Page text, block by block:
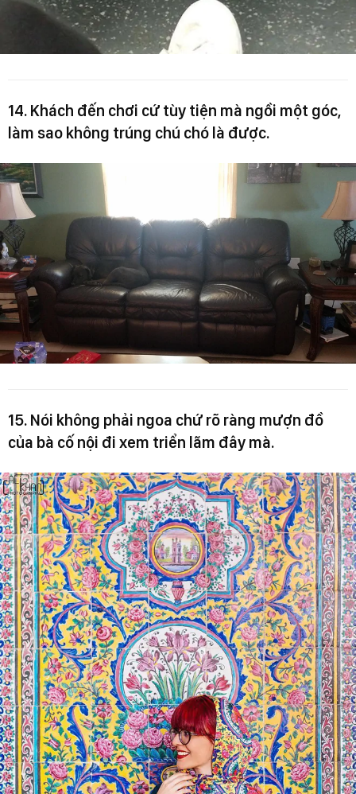
14. Khách đến chơi cứ tùy tiện mà ngồi một góc,
làm sao không trúng chú chó là được.
15. Nói không phải ngoa chứ rõ ràng mượn đồ
của bà cố nội đi xem triển lãm đây mà.